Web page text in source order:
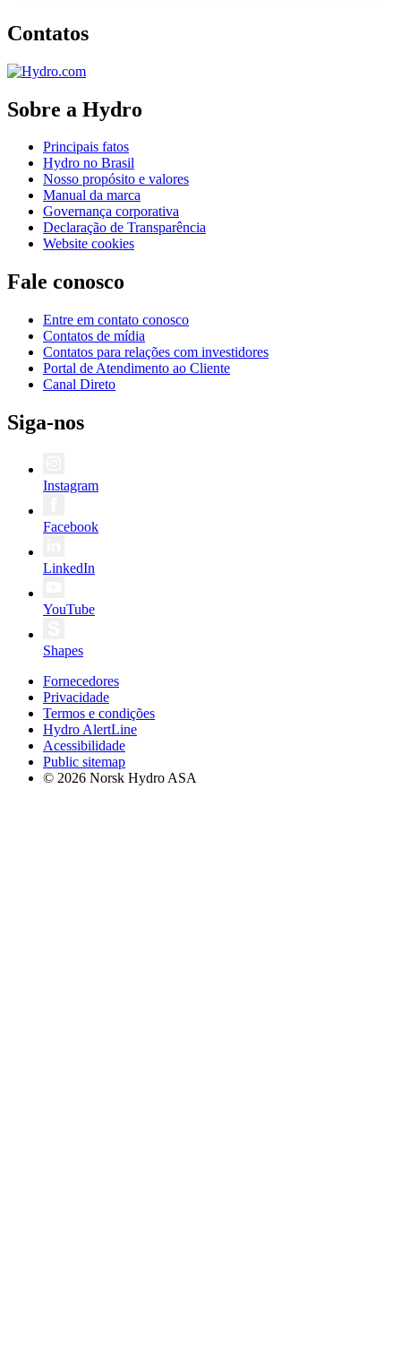
Contatos
Sobre a Hydro
Principais fatos
Hydro no Brasil
Nosso propósito e valores
Manual da marca
Governança corporativa
Declaração de Transparência
Website cookies
Fale conosco
Entre em contato conosco
Contatos de mídia
Contatos para relações com investidores
Portal de Atendimento ao Cliente
Canal Direto
Siga-nos
Instagram
Facebook
LinkedIn
YouTube
Shapes
Fornecedores
Privacidade
Termos e condições
Hydro AlertLine
Acessibilidade
Public sitemap
© 2026 Norsk Hydro ASA